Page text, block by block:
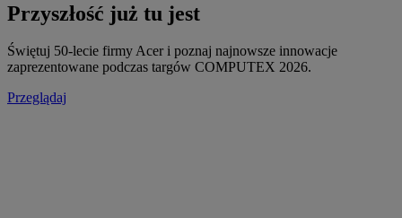
Przyszłość już tu jest
Świętuj 50-lecie firmy Acer i poznaj najnowsze innowacje
zaprezentowane podczas targów COMPUTEX 2026.
Przeglądaj